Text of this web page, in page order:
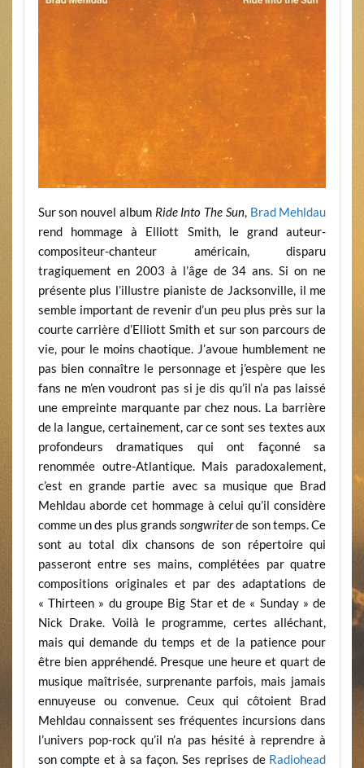
Sur son nouvel album Ride Into The Sun, Brad Mehldau
rend hommage à Elliott Smith, le grand auteur-
compositeur-chanteur américain, disparu
tragiquement en 2003 à l’âge de 34 ans. Si on ne
présente plus l’illustre pianiste de Jacksonville, il me
semble important de revenir d’un peu plus près sur la
courte carrière d’Elliott Smith et sur son parcours de
vie, pour le moins chaotique. J’avoue humblement ne
pas bien connaître le personnage et j’espère que les
fans ne m’en voudront pas si je dis qu’il n’a pas laissé
une empreinte marquante par chez nous. La barrière
de la langue, certainement, car ce sont ses textes aux
profondeurs dramatiques qui ont façonné sa
renommée outre-Atlantique. Mais paradoxalement,
c’est en grande partie avec sa musique que Brad
Mehldau aborde cet hommage à celui qu’il considère
comme un des plus grandssongwriterde son temps. Ce
sont au total dix chansons de son répertoire qui
passeront entre ses mains, complétées par quatre
compositions originales et par des adaptations de
« Thirteen » du groupe Big Star et de « Sunday » de
Nick Drake. Voilà le programme, certes alléchant,
mais qui demande du temps et de la patience pour
être bien appréhendé. Presque une heure et quart de
musique maîtrisée, surprenante parfois, mais jamais
ennuyeuse ou convenue. Ceux qui côtoient Brad
Mehldau connaissent ses fréquentes incursions dans
l’univers pop-rock qu’il n’a pas hésité à reprendre à
son compte et à sa façon. Ses reprises de Radiohead